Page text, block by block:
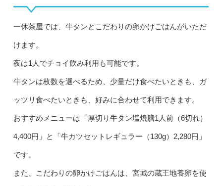
一休茶屋では、牛タンとこだわりの卵かけごはんがいただ
けます。
夜は1人でチョイ飲み利用も可能です。
牛タンは枚数を選べるため、少量だけ食べたいときも、ガ
ッツリ食べたいときも、好みに合わせて利用できます。
おすすめメニューは「厚切り牛タン塩焼膳1人前（6切れ）
4,400円」と「牛カツセットレギュラー（130g）2,280円」
です。
また、こだわりの卵かけごはんは、宮城の蔵王地養卵を使